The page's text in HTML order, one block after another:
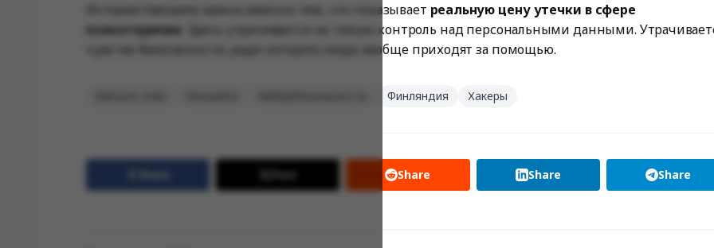
История Vastaamo важна именно тем, что показывает реальную цену утечки в сфере
психотерапии
. Здесь утрачивается не только контроль над персональными данными.
чувство безопасности, ради которого люди вообще приходят за помощью.
Финляндия Хакеры
Share Share Share